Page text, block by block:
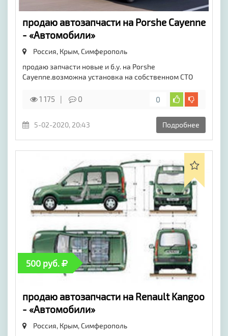
продаю автозапчасти на Porshe Cayenne
- «Автомобили»
Россия, Крым,Симферополь
продаю запчасти новые и б.у. на Porshe
Cayenne.возможна установка на собственном СТО
1 175 0 0
5-02-2020, 20:43 Подробнее
500 руб.
продаю автозапчасти на Renault Kangoo
- «Автомобили»
Россия, Крым,Симферополь